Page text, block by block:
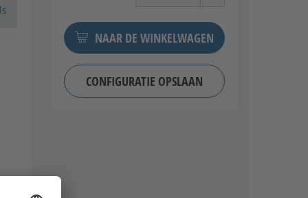
NAAR DE WINKELWAGEN
CONFIGURATIE OPSLAAN